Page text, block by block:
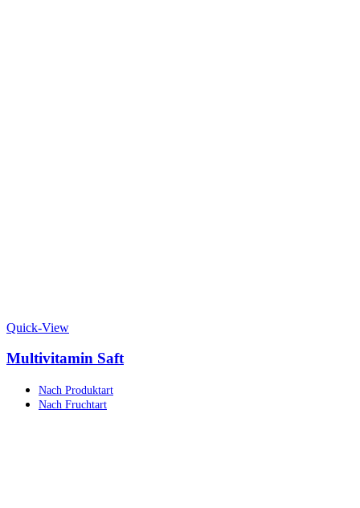
Quick-View
Multivitamin Saft
Nach Produktart
Nach Fruchtart